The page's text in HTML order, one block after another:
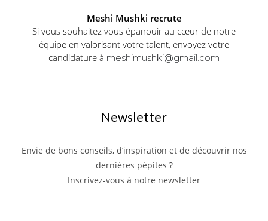
Meshi Mushki recrute
Si vous souhaitez vous épanouir au cœur de notre
équipe en valorisant votre talent, envoyez votre
candidature à meshimushki@gmail.com
Newsletter
Envie de bons conseils, d’inspiration et de découvrir nos
dernières pépites ?
Inscrivez-vous à notre newsletter